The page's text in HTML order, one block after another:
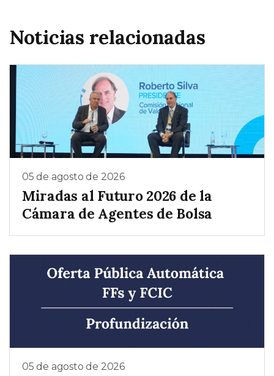
Noticias relacionadas
05 de agosto de 2026
Miradas al Futuro 2026 de la
Cámara de Agentes de Bolsa
05 de agosto de 2026